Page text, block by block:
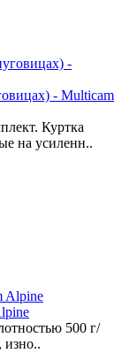
- Multicam
Куртка
на усиленн..
500 г/
изно..